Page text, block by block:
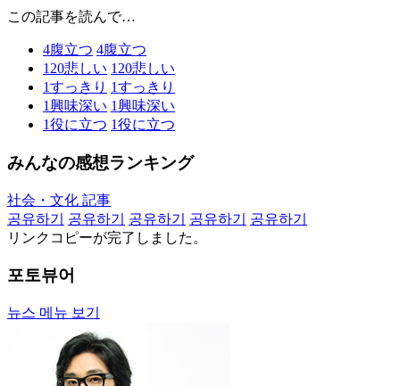
この記事を読んで…
4腹立つ 4腹立つ
120悲しい 120悲しい
1すっきり 1すっきり
1興味深い 1興味深い
1役に立つ 1役に立つ
みんなの感想ランキング
社会・文化 記事
공유하기
공유하기 공유하기 공유하기
공유하기
リンクコピーが完了しました。
포토뷰어
뉴스 메뉴 보기